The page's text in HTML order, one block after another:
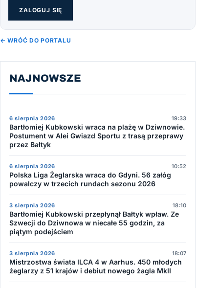
ZALOGUJ SIĘ
← WRÓĆ DO PORTALU
NAJNOWSZE
6 sierpnia 2026 19:33
Bartłomiej Kubkowski wraca na plażę w Dziwnowie.
Postument w Alei Gwiazd Sportu z trasą przeprawy
przez Bałtyk
6 sierpnia 2026 10:52
Polska Liga Żeglarska wraca do Gdyni. 56 załóg
powalczy w trzecich rundach sezonu 2026
3 sierpnia 2026 18:10
Bartłomiej Kubkowski przepłynął Bałtyk wpław. Ze
Szwecji do Dziwnowa w niecałe 55 godzin, za
piątym podejściem
3 sierpnia 2026 18:07
Mistrzostwa świata ILCA 4 w Aarhus. 450 młodych
żeglarzy z 51 krajów i debiut nowego żagla MkII